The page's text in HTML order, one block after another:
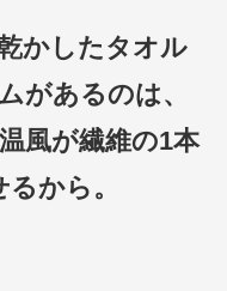
かしたタオル
があるのは、
風が繊維の1本
から。